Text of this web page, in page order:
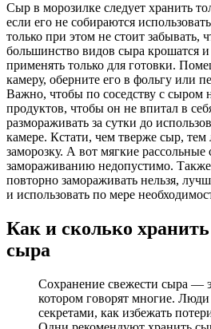
Сыр в морозилке следует хранить
если его не собираются
только при этом не стоит забывать,
большинство видов сыра крошатся
применять только для готовки.
камеру, оберните его в фольгу или
Важно, чтобы по соседству с сыром
продуктов, чтобы он не впитал в
размораживать за сутки до
камере. Кстати, чем тверже сыр,
заморозку. А вот мягкие
замораживанию недопустимо.
повторно замораживать нельзя,
и использовать по мере
Как и сколько
сыра
Сохранение свежести сыра —
котором говорят многие. Люди
секретами, как избежать